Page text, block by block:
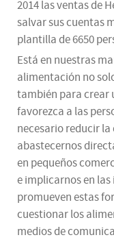
2014 las ventas de
salvar sus cuentas
plantilla de 6650
Está en nuestras
alimentación no
también para crear
favorezca a las
necesario reducir
abastecernos
en pequeños
e implicarnos en
promueven estas
cuestionar los
medios de